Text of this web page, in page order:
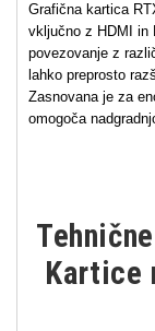
Grafična kartica
vključno z HDMI in
povezovanje z
lahko preprosto
Zasnovana je za
omogoča
Kartice